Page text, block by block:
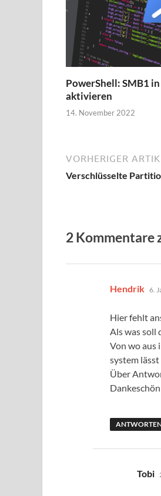
PowerShell: SMB1
aktivieren
14. November 2022
VORHERIGER
Verschlüsselte
2 Kommentare
Hendrik 6.
Hier fehlt
Als was soll
Von wo aus
system
Über
Dankeschön
Tobi